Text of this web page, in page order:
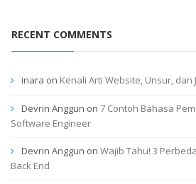
RECENT COMMENTS
inara on Kenali Arti Website, Unsur, dan
Devrin Anggun on 7 Contoh Bahasa
Software Engineer
Devrin Anggun on Wajib Tahu! 3
Back End